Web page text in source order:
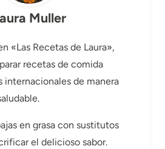
Muller
«Las Recetas de Laura»,
recetas de comida
internacionales de manera
en grasa con sustitutos
el delicioso sabor.